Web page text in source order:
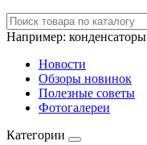
Например: конденсаторы
Новости
Обзоры новинок
Полезные советы
Фотогалереи
Категории